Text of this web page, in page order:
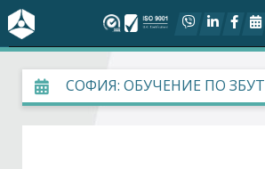
За БСК
На фокус
СОФИЯ: ОБУЧЕНИЕ ПО ЗБУТ